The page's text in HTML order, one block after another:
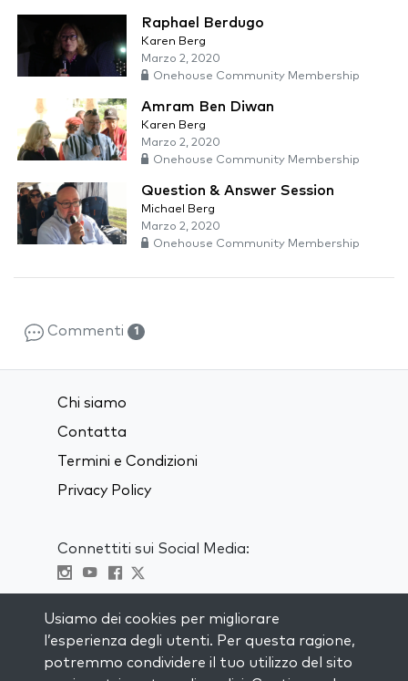
Raphael Berdugo
Karen Berg
Marzo 2, 2020
Onehouse Community Membership
Amram Ben Diwan
Karen Berg
Marzo 2, 2020
Onehouse Community Membership
Question & Answer Session
Michael Berg
Marzo 2, 2020
Onehouse Community Membership
Commenti 1
Chi siamo
Contatta
Termini e Condizioni
Privacy Policy
Connettiti sui Social Media:
RIMANI AGGIORNATO
Usiamo dei cookies per migliorare
l’esperienza degli utenti. Per questa ragione,
potremmo condividere il tuo utilizzo del sito